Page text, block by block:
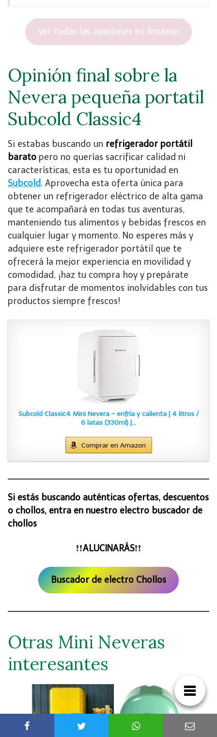
Ver todas las opiniones en Amazon
Opinión final sobre la
Nevera pequeña portatil
Subcold Classic4
Si estabas buscando un refrigerador portátil
barato pero no querías sacrificar calidad ni
características, esta es tu oportunidad en
Subcold. Aprovecha esta oferta única para
obtener un refrigerador eléctrico de alta gama
que te acompañará en todas tus aventuras,
manteniendo tus alimentos y bebidas frescos en
cualquier lugar y momento. No esperes más y
adquiere este refrigerador portátil que te
ofrecerá la mejor experiencia en movilidad y
comodidad, ¡haz tu compra hoy y prepárate
para disfrutar de momentos inolvidables con tus
productos siempre frescos!
Subcold Classic4 Mini Nevera – enfría y calienta | 4 litros /
6 latas (330ml) |…
Comprar en Amazon
Si estás buscando auténticas ofertas, descuentos
o chollos, entra en nuestro electro buscador de
chollos
❗ ❗ALUCINARÁS❗ ❗
Buscador de electro Chollos
Otras Mini Neveras
interesantes